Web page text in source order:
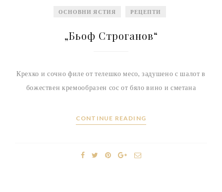
ОСНОВНИ ЯСТИЯ РЕЦЕПТИ
„Бьоф Строганов“
Крехко и сочно филе от телешко месо, задушено с шалот в
божествен кремообразен сос от бяло вино и сметана
CONTINUE READING